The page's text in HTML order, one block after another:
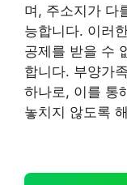
며, 주소지가 다
능합니다. 이러
공제를 받을 수
합니다. 부양가
하나로, 이를 통
놓치지 않도록